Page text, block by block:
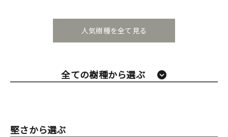
人気樹種を全て見る
全ての樹種から選ぶ
堅さから選ぶ